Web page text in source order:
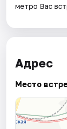
метро Вас
Адрес
Место